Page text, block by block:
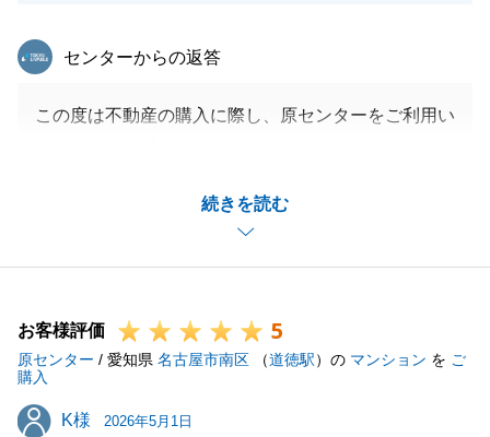
続きを読む
東急リバブル
センターからの返答
この度は不動産の購入に際し、原センターをご利用い
ご案内をさせていただきましたが、K様のご満足のい
く不動産を最終的にご購入いただくことができ、私も
大変嬉しく思います。
したらお気軽にお申し付けください。
引き続き東急リバブルをご愛顧のほど、よろしくお願
い申し上げます。
お客様評価 5
原センター / 愛知県 名古屋市南区 （道徳駅）の マンション を ご
購入
K様
K様 2026年5月1日